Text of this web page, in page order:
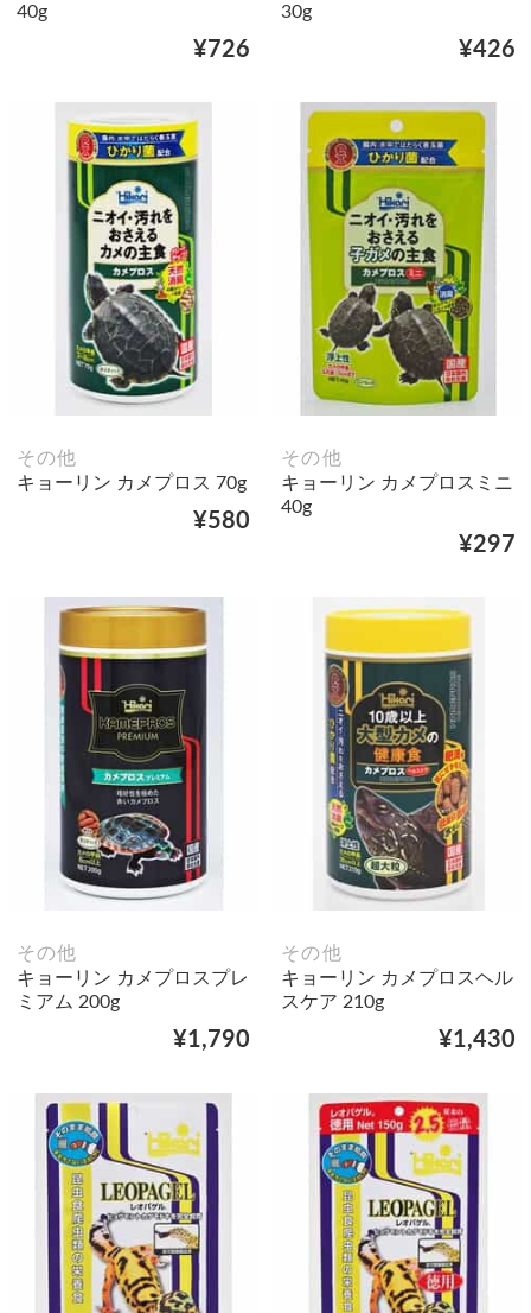
40g
¥726
30g
¥426
その他
キョーリン カメプロス 70g
¥580
その他
キョーリン カメプロスミニ
40g
¥297
その他
キョーリン カメプロスプレ
ミアム 200g
¥1,790
その他
キョーリン カメプロスヘル
スケア 210g
¥1,430